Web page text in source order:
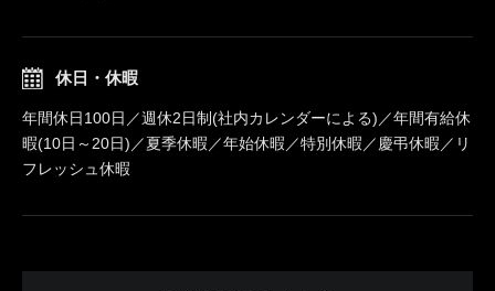
休日・休暇
年間休日100日／週休2日制(社内カレンダーによる)／年間有給休
暇(10日～20日)／夏季休暇／年始休暇／特別休暇／慶弔休暇／リ
フレッシュ休暇